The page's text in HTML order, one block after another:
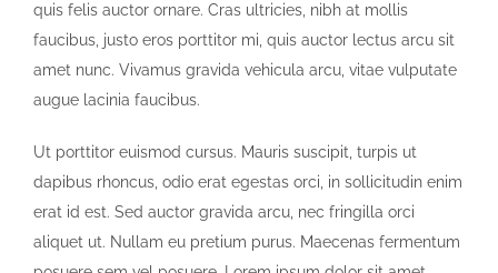
quis felis auctor ornare. Cras ultricies, nibh at mollis
faucibus, justo eros porttitor mi, quis auctor lectus arcu sit
amet nunc. Vivamus gravida vehicula arcu, vitae vulputate
augue lacinia faucibus.
Ut porttitor euismod cursus. Mauris suscipit, turpis ut
dapibus rhoncus, odio erat egestas orci, in sollicitudin enim
erat id est. Sed auctor gravida arcu, nec fringilla orci
aliquet ut. Nullam eu pretium purus. Maecenas fermentum